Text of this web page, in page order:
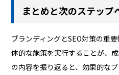
まとめと次のステップ
ブランディングとSEO対策の重
体的な施策を実行することが、
の内容を振り返ると、効果的な